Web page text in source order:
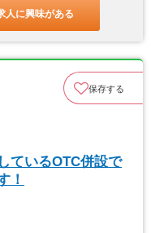
人に興味がある
保存する
ているOTC併設で
！